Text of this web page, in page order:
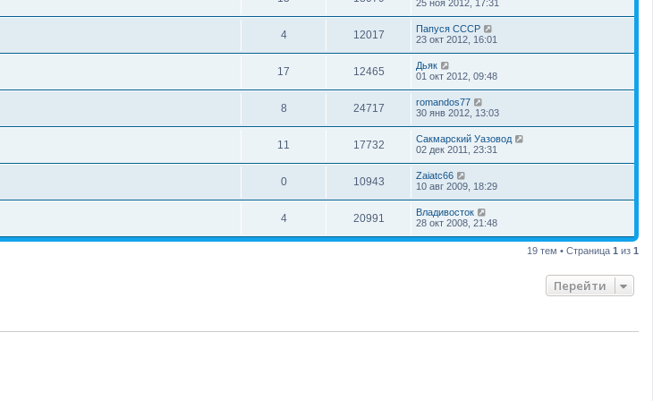
25 ноя 2012, 17:31
4 12017
Папуся СССР
23 окт 2012, 16:01
17 12465
Дьяк
01 окт 2012, 09:48
8 24717
romandos77
30 янв 2012, 13:03
11 17732
Сакмарский Уазовод
02 дек 2011, 23:31
0 10943
Zaiatc66
10 авг 2009, 18:29
4 20991
Владивосток
28 окт 2008, 21:48
19 тем • Страница 1 из 1
Перейти